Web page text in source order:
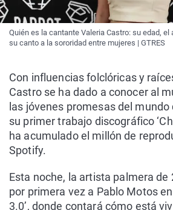
Quién es la cantante Valeria Castro: su edad, el
su canto a la sororidad entre mujeres | GTRES
Con influencias folclóricas y
Castro se ha dado a conocer al
las jóvenes promesas del
su primer trabajo discográfico
ha acumulado el millón de
Spotify.
Esta noche, la artista palmera de
por primera vez a Pablo Motos
3.0’, donde contará cómo está